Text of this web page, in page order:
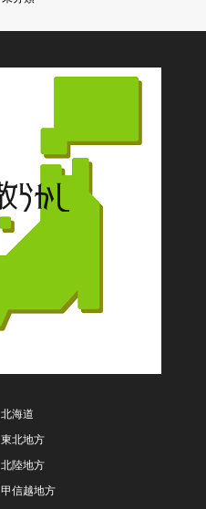
北海道
東北地方
北陸地方
甲信越地方